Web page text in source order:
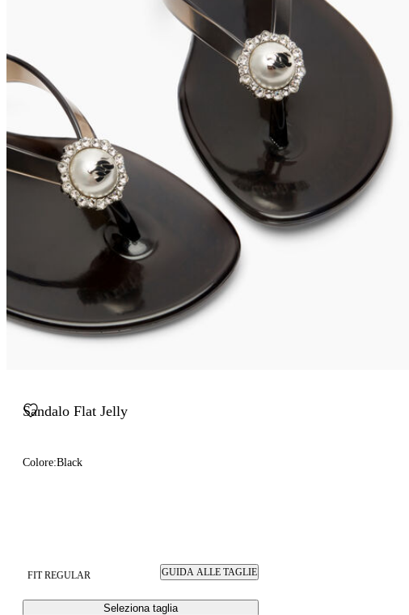
Sandalo Flat Jelly
Colore:Black
FIT REGULAR GUIDA ALLE TAGLIE
Seleziona taglia